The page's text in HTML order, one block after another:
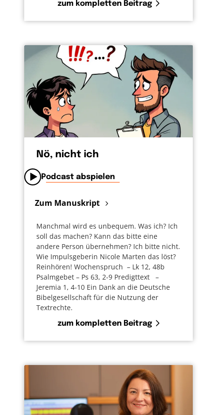
zum kompletten Beitrag
Nö, nicht ich
Podcast abspielen
Zum Manuskript
Manchmal wird es unbequem. Was ich? Ich
soll das machen? Kann das bitte eine
andere Person übernehmen? Ich bitte nicht.
Wie Impulsgeberin Nicole Marten das löst?
Reinhören! Wochenspruch – Lk 12, 48b
Psalmgebet – Ps 63, 2-9 Predigttext –
Jeremia 1, 4-10 Ein Dank an die Deutsche
Bibelgesellschaft für die Nutzung der
Textrechte.
zum kompletten Beitrag